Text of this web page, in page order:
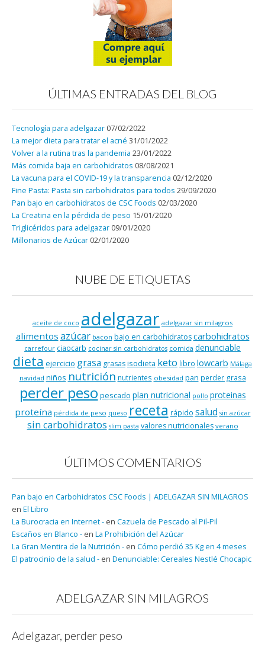
ÚLTIMAS ENTRADAS DEL BLOG
Tecnología para adelgazar 07/02/2022
La mejor dieta para tratar el acné 31/01/2022
Volver a la rutina tras la pandemia 23/01/2022
Más comida baja en carbohidratos 08/08/2021
La vacuna para el COVID-19 y la transparencia 02/12/2020
Fine Pasta: Pasta sin carbohidratos para todos 29/09/2020
Pan bajo en carbohidratos de CSC Foods 02/03/2020
La Creatina en la pérdida de peso 15/01/2020
Triglicéridos para adelgazar 09/01/2020
Millonarios de Azúcar 02/01/2020
NUBE DE ETIQUETAS
aceite de coco adelgazar adelgazar sin milagros
alimentos azúcar bacon bajo en carbohidratos carbohidratos
carrefour ciaocarb cocinar sin carbohidratos comida denunciable
dieta ejercicio grasa grasasisodieta keto libro lowcarb Málaga
navidad niños nutrición nutrientes obesidad pan perder grasa
perder peso pescado plan nutricional pollo proteinas
proteína pérdida de peso queso receta rápido salud sin azúcar
sin carbohidratos slim pasta valores nutricionales verano
ÚLTIMOS COMENTARIOS
Pan bajo en Carbohidratos CSC Foods | ADELGAZAR SIN MILAGROS
en El Libro
La Burocracia en Internet - en Cazuela de Pescado al Pil-Pil
Escaños en Blanco - en La Prohibición del Azúcar
La Gran Mentira de la Nutrición - en Cómo perdió 35 Kg en 4 meses
El patrocinio de la salud - en Denunciable: Cereales Nestlé Chocapic
ADELGAZAR SIN MILAGROS
Adelgazar, perder peso